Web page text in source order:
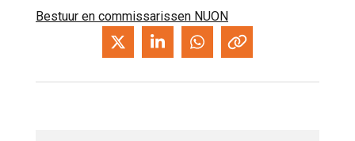
Bestuur en commissarissen NUON